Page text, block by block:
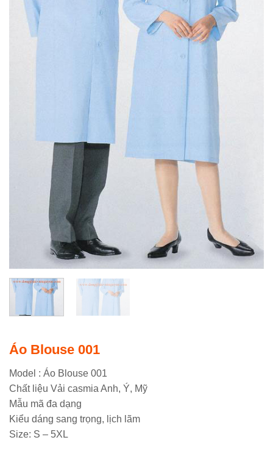
Áo Blouse 001
Model : Áo Blouse 001
Chất liệu Vải casmia Anh, Ý, Mỹ
Mẫu mã đa dạng
Kiểu dáng sang trọng, lịch lãm
Size: S – 5XL